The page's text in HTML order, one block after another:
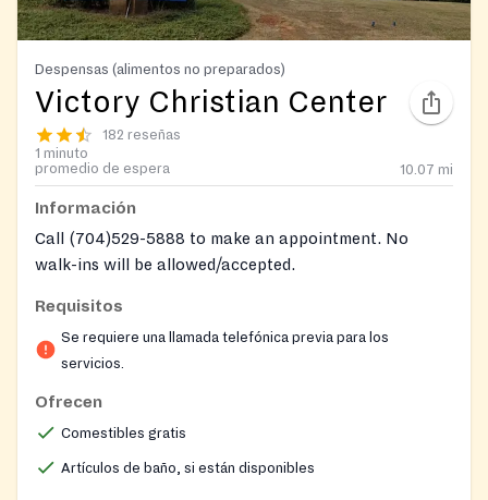
Despensas (alimentos no preparados)
Victory Christian Center
182 reseñas
1 minuto
promedio de espera
10.07 mi
Información
Call (704)529-5888 to make an appointment. No
walk-ins will be allowed/accepted.
call on weekdays as they are cosed on weekends
Requisitos
Se requiere una llamada telefónica previa para los
servicios.
Ofrecen
Comestibles gratis
Artículos de baño, si están disponibles